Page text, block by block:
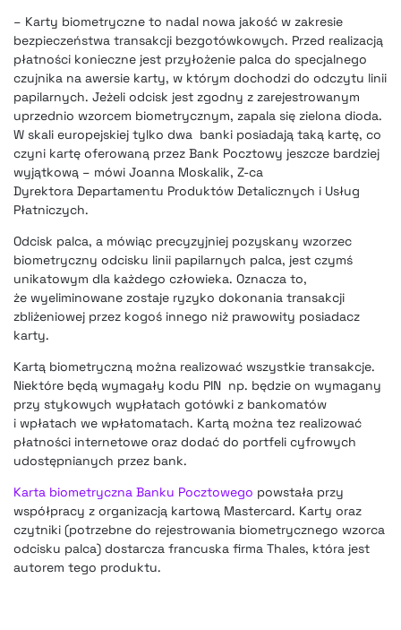
– Karty biometryczne to nadal nowa jakość w zakresie
bezpieczeństwa transakcji bezgotówkowych. Przed realizacją
płatności konieczne jest przyłożenie palca do specjalnego
czujnika na awersie karty, w którym dochodzi do odczytu linii
papilarnych. Jeżeli odcisk jest zgodny z zarejestrowanym
uprzednio wzorcem biometrycznym, zapala się zielona dioda.
W skali europejskiej tylko dwa banki posiadają taką kartę, co
czyni kartę oferowaną przez Bank Pocztowy jeszcze bardziej
wyjątkową – mówi Joanna Moskalik, Z-ca
Dyrektora Departamentu Produktów Detalicznych i Usług
Płatniczych.
Odcisk palca, a mówiąc precyzyjniej pozyskany wzorzec
biometryczny odcisku linii papilarnych palca, jest czymś
unikatowym dla każdego człowieka. Oznacza to,
że wyeliminowane zostaje ryzyko dokonania transakcji
zbliżeniowej przez kogoś innego niż prawowity posiadacz
karty.
Kartą biometryczną można realizować wszystkie transakcje.
Niektóre będą wymagały kodu PIN np. będzie on wymagany
przy stykowych wypłatach gotówki z bankomatów
i wpłatach we wpłatomatach. Kartą można tez realizować
płatności internetowe oraz dodać do portfeli cyfrowych
udostępnianych przez bank.
Karta biometryczna Banku Pocztowego powstała przy
współpracy z organizacją kartową Mastercard. Karty oraz
czytniki (potrzebne do rejestrowania biometrycznego wzorca
odcisku palca) dostarcza francuska firma Thales, która jest
autorem tego produktu.